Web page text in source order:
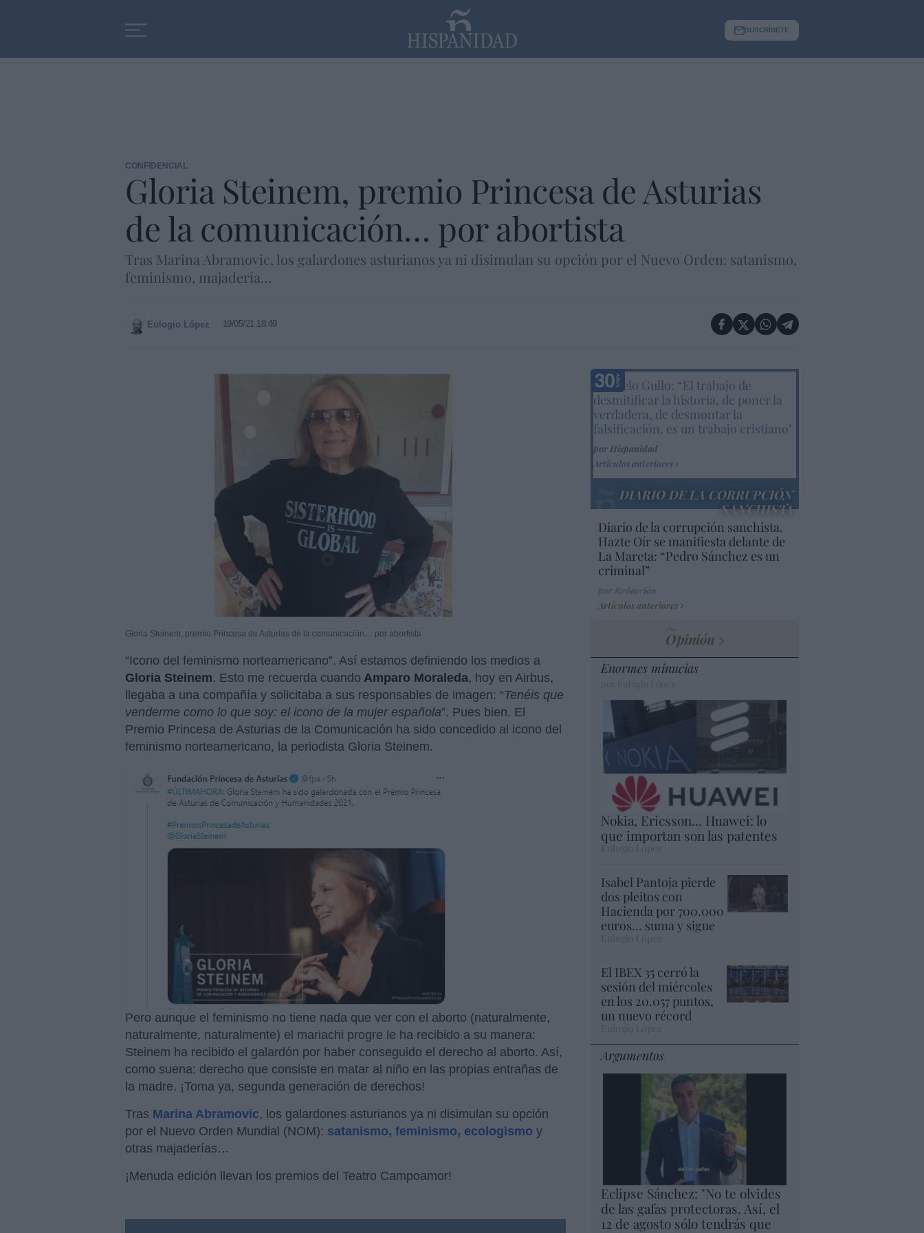
SUSCRÍBETE
CONFIDENCIAL
Gloria Steinem, premio Princesa de Asturias
de la comunicación… por abortista
Tras Marina Abramovic, los galardones asturianos ya ni disimulan su opción por el Nuevo Orden: satanismo,
feminismo, majadería…
Eulogio López 19/05/21 18:49
Gloria Steinem, premio Princesa de Asturias de la comunicación… por abortista
“Icono del feminismo norteamericano”. Así estamos definiendo los medios a
Gloria Steinem. Esto me recuerda cuando Amparo Moraleda, hoy en Airbus,
llegaba a una compañía y solicitaba a sus responsables de imagen: “Tenéis que
venderme como lo que soy: el icono de la mujer española”. Pues bien. El
Premio Princesa de Asturias de la Comunicación ha sido concedido al icono del
feminismo norteamericano, la periodista Gloria Steinem.
Pero aunque el feminismo no tiene nada que ver con el aborto (naturalmente,
naturalmente, naturalmente) el mariachi progre le ha recibido a su manera:
Steinem ha recibido el galardón por haber conseguido el derecho al aborto. Así,
como suena: derecho que consiste en matar al niño en las propias entrañas de
la madre. ¡Toma ya, segunda generación de derechos!
Tras Marina Abramovic, los galardones asturianos ya ni disimulan su opción
por el Nuevo Orden Mundial (NOM): satanismo, feminismo, ecologismo y
otras majaderías…
¡Menuda edición llevan los premios del Teatro Campoamor!
Marcelo Gullo: “El trabajo de
desmitificar la historia, de poner la
verdadera, de desmontar la
falsificación, es un trabajo cristiano"
por Hispanidad
Artículos anteriores
DIARIO DE LA CORRUPCIÓN
SANCHISTA
Diario de la corrupción sanchista.
Hazte Oír se manifiesta delante de
La Mareta: “Pedro Sánchez es un
criminal”
Artículos anteriores
Opinión
Enormes minucias
Nokia, Ericsson... Huawei: lo
que importan son las patentes
Eulogio López
Isabel Pantoja pierde
dos pleitos con
Hacienda por 700.000
euros... suma y sigue
El IBEX 35 cerró la
sesión del miércoles
en los 20.057 puntos,
un nuevo récord
Argumentos
Eclipse Sánchez: "No te olvides
de las gafas protectoras. Así, el
12 de agosto sólo tendrás que